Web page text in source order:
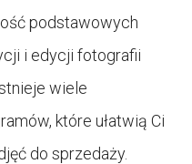
podstawowych
i edycji fotografii
wiele
które ułatwią Ci
do sprzedaży.